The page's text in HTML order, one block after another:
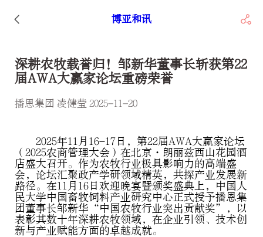
博亚和讯
深耕农牧载誉归！邹新华董事长斩获第22
届AWA大赢家论坛重磅荣誉
播恩集团 凌健莹 2025-11-20
2025年11月16-17日，第22届AWA大赢家论坛
（2025农商管理大会）在北京·朗丽兹西山花园酒
店盛大召开。作为农牧行业极具影响力的高端盛
会，论坛汇聚政产学研领域精英，共探产业发展新
路径。在11月16日欢迎晚宴暨颁奖盛典上，中国人
民大学中国畜牧饲料产业研究中心正式授予播恩集
团董事长邹新华“中国农牧行业突出贡献奖”，以
表彰其数十年深耕农牧领域，在企业引领、技术创
新与产业赋能方面的卓越成就。